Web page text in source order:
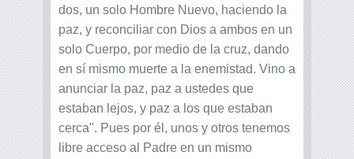
dos, un solo Hombre Nuevo, haciendo la
paz, y reconciliar con Dios a ambos en un
solo Cuerpo, por medio de la cruz, dando
en sí mismo muerte a la enemistad. Vino a
anunciar la paz, paz a ustedes que
estaban lejos, y paz a los que estaban
cerca". Pues por él, unos y otros tenemos
libre acceso al Padre en un mismo